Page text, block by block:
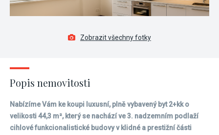
Zobrazit všechny fotky
Popis nemovitosti
Nabízíme Vám ke koupi luxusní, plně vybavený byt 2+kk o
velikosti 44,3 m², který se nachází ve 3. nadzemním podlaží
cihlové funkcionalistické budovy v klidné a prestižní části